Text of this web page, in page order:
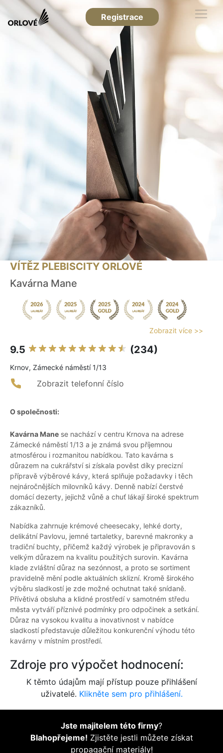
Registrace
VÍTĚZ PLEBISCITY ORLOVÉ
Kavárna Mane
Zobrazit více >>
9.5 (234)
Krnov, Zámecké náměstí 1/13
Zobrazit telefonní číslo
O společnosti:
Kavárna Mane se nachází v centru Krnova na adrese
Zámecké náměstí 1/13 a je známá svou příjemnou
atmosférou i rozmanitou nabídkou. Tato kavárna s
důrazem na cukrářství si získala pověst díky precizní
přípravě výběrové kávy, která splňuje požadavky i těch
nejnáročnějších milovníků kávy. Denně nabízí čerstvé
domácí dezerty, jejichž vůně a chuť lákají široké spektrum
zákazníků.
Nabídka zahrnuje krémové cheesecaky, lehké dorty,
delikátní Pavlovu, jemné tartaletky, barevné makronky a
tradiční buchty, přičemž každý výrobek je připravován s
velkým důrazem na kvalitu použitých surovin. Kavárna
klade zvláštní důraz na sezónnost, a proto se sortiment
pravidelně mění podle aktuálních sklizní. Kromě širokého
výběru sladkostí je zde možné ochutnat také snídaně.
Přívětivá obsluha a klidné prostředí v samotném středu
města vytváří příznivé podmínky pro odpočinek a setkání.
Důraz na vysokou kvalitu a inovativnost v nabídce
sladkostí představuje důležitou konkurenční výhodu této
kavárny v místním prostředí.
Zdroje pro výpočet hodnocení:
K těmto údajům mají přístup pouze přihlášení
uživatelé. Klikněte sem pro přihlášení.
Jste majitelem této firmy?
Blahopřejeme! Zjistěte jestli můžete získat
propagační materiály!